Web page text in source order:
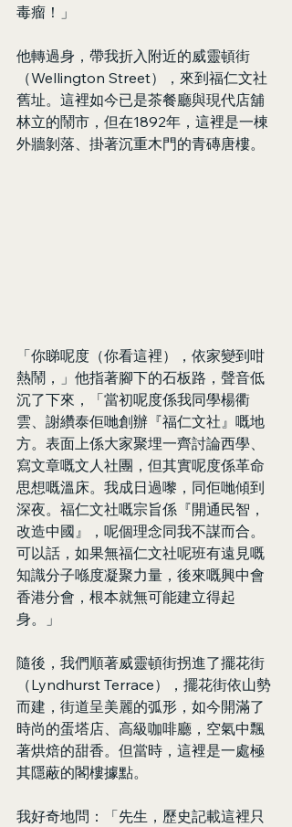
毒瘤！」
他轉過身，帶我折入附近的威靈頓街
（Wellington Street），來到福仁文社
舊址。這裡如今已是茶餐廳與現代店舖
林立的鬧市，但在1892年，這裡是一棟
外牆剝落、掛著沉重木門的青磚唐樓。
「你睇呢度（你看這裡），依家變到咁
熱鬧，」他指著腳下的石板路，聲音低
沉了下來，「當初呢度係我同學楊衢
雲、謝纘泰佢哋創辦『福仁文社』嘅地
方。表面上係大家聚埋一齊討論西學、
寫文章嘅文人社團，但其實呢度係革命
思想嘅溫床。我成日過嚟，同佢哋傾到
深夜。福仁文社嘅宗旨係『開通民智，
改造中國』，呢個理念同我不謀而合。
可以話，如果無福仁文社呢班有遠見嘅
知識分子喺度凝聚力量，後來嘅興中會
香港分會，根本就無可能建立得起
身。」
隨後，我們順著威靈頓街拐進了擺花街
（Lyndhurst Terrace），擺花街依山勢
而建，街道呈美麗的弧形，如今開滿了
時尚的蛋塔店、高級咖啡廳，空氣中飄
著烘焙的甜香。但當時，這裡是一處極
其隱蔽的閣樓據點。
我好奇地問：「先生，歷史記載這裡只